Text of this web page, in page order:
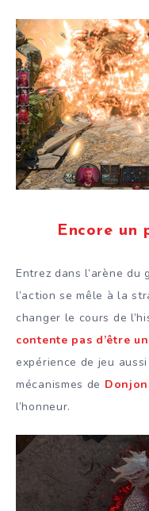
Encore un
Entrez dans l’arène du
l’action se mêle à la
changer le cours de
contente pas d’être
expérience de jeu
mécanismes de
l’honneur.